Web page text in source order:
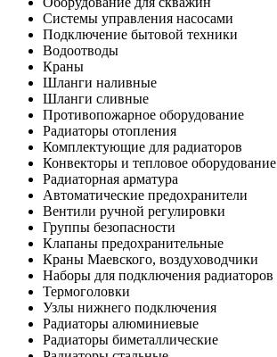
Системы управления насосами
Подключение бытовой техники
Водоотводы
Краны
Шланги наливные
Шланги сливные
Противопожарное оборудование
Радиаторы отопления
Комплектующие для радиаторов
Конвекторы и тепловое оборудование
Радиаторная арматура
Автоматические предохранители
Вентили ручной регулировки
Группы безопасности
Клапаны предохранительные
Краны Маевского, воздуховодчики
Наборы для подключения радиаторов
Термоголовки
Узлы нижнего подключения
Радиаторы алюминиевые
Радиаторы биметаллические